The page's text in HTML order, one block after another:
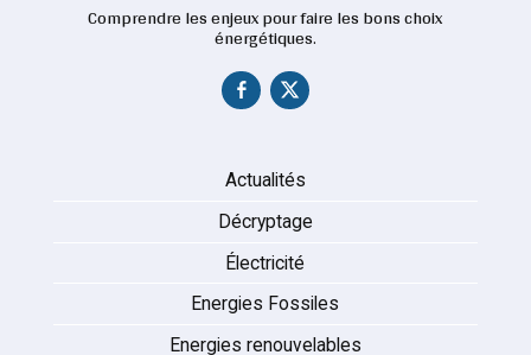
Comprendre les enjeux pour faire les bons choix
énergétiques.
Actualités
Décryptage
Électricité
Energies Fossiles
Energies renouvelables